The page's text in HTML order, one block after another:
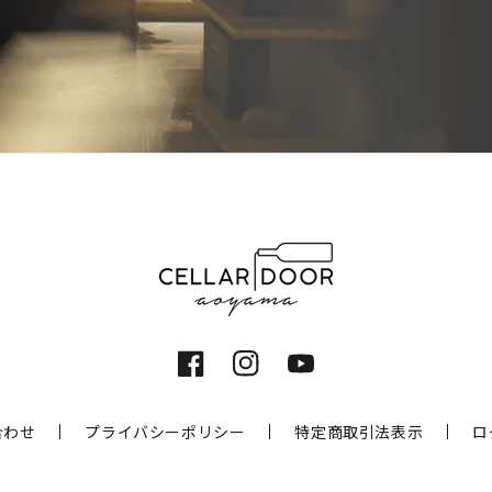
FacebookInstagramYouTube
せ プライバシーポリシー 特定商取引法表示